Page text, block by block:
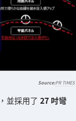
PR TIMES
並採用了 27 吋彎